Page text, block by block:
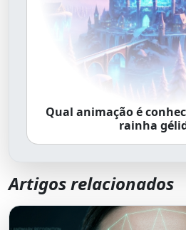
Qual animação é
rainha
Artigos relacionados